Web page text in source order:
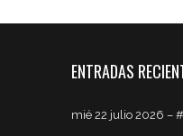
ENTRADAS
mié 22 julio 2026 –